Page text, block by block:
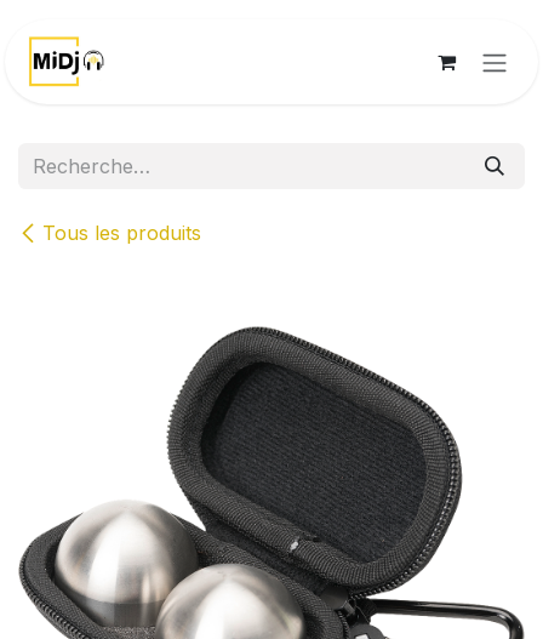
Tous les produits